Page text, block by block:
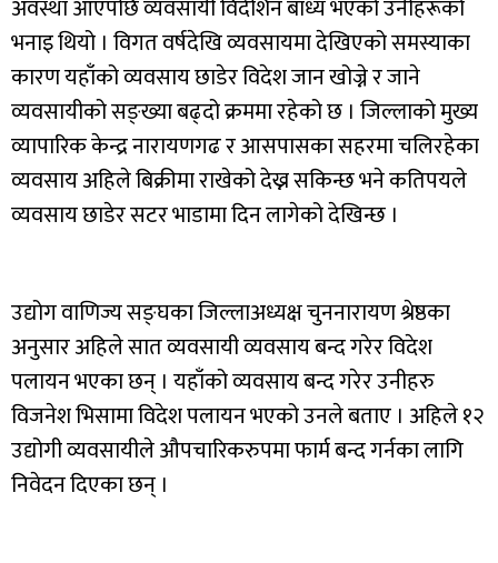
अवस्था आएपछि व्यवसायी विदेशिन बाध्य भएको उनीहरूको
भनाइ थियो । विगत वर्षदेखि व्यवसायमा देखिएको समस्याका
कारण यहाँको व्यवसाय छाडेर विदेश जान खोज्ने र जाने
व्यवसायीको सङ्ख्या बढ्दो क्रममा रहेको छ । जिल्लाको मुख्य
व्यापारिक केन्द्र नारायणगढ र आसपासका सहरमा चलिरहेका
व्यवसाय अहिले बिक्रीमा राखेको देख्न सकिन्छ भने कतिपयले
व्यवसाय छाडेर सटर भाडामा दिन लागेको देखिन्छ ।
उद्योग वाणिज्य सङ्घका जिल्लाअध्यक्ष चुननारायण श्रेष्ठका
अनुसार अहिले सात व्यवसायी व्यवसाय बन्द गरेर विदेश
पलायन भएका छन् । यहाँको व्यवसाय बन्द गरेर उनीहरु
विजनेश भिसामा विदेश पलायन भएको उनले बताए । अहिले १२
उद्योगी व्यवसायीले औपचारिकरुपमा फार्म बन्द गर्नका लागि
निवेदन दिएका छन् ।